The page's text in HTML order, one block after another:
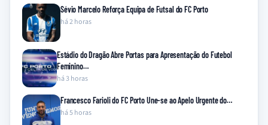
Sévio Marcelo Reforça Equipa de Futsal do FC Porto
há 2 horas
Estádio do Dragão Abre Portas para Apresentação do Futebol
Feminino…
há 3 horas
Francesco Farioli do FC Porto Une-se ao Apelo Urgente do…
há 5 horas